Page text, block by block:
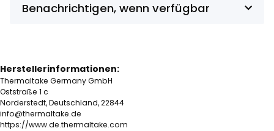
Benachrichtigen, wenn verfügbar
Herstellerinformationen:
Thermaltake Germany GmbH
Oststraße 1 c
Norderstedt, Deutschland, 22844
info@thermaltake.de
https://www.de.thermaltake.com